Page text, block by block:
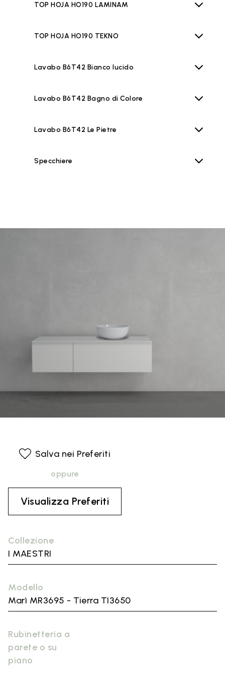
TOP HOJA HO190 LAMINAM
TOP HOJA HO190 TEKNO
Lavabo B6T42 Bianco lucido
Lavabo B6T42 Bagno di Colore
Lavabo B6T42 Le Pietre
Specchiere
Collezione
I MAESTRI
Modello
Marì MR3695 - Tierra TI3650
Rubinetteria a
parete o su
piano
Salva nei Preferiti
oppure
Visualizza Preferiti